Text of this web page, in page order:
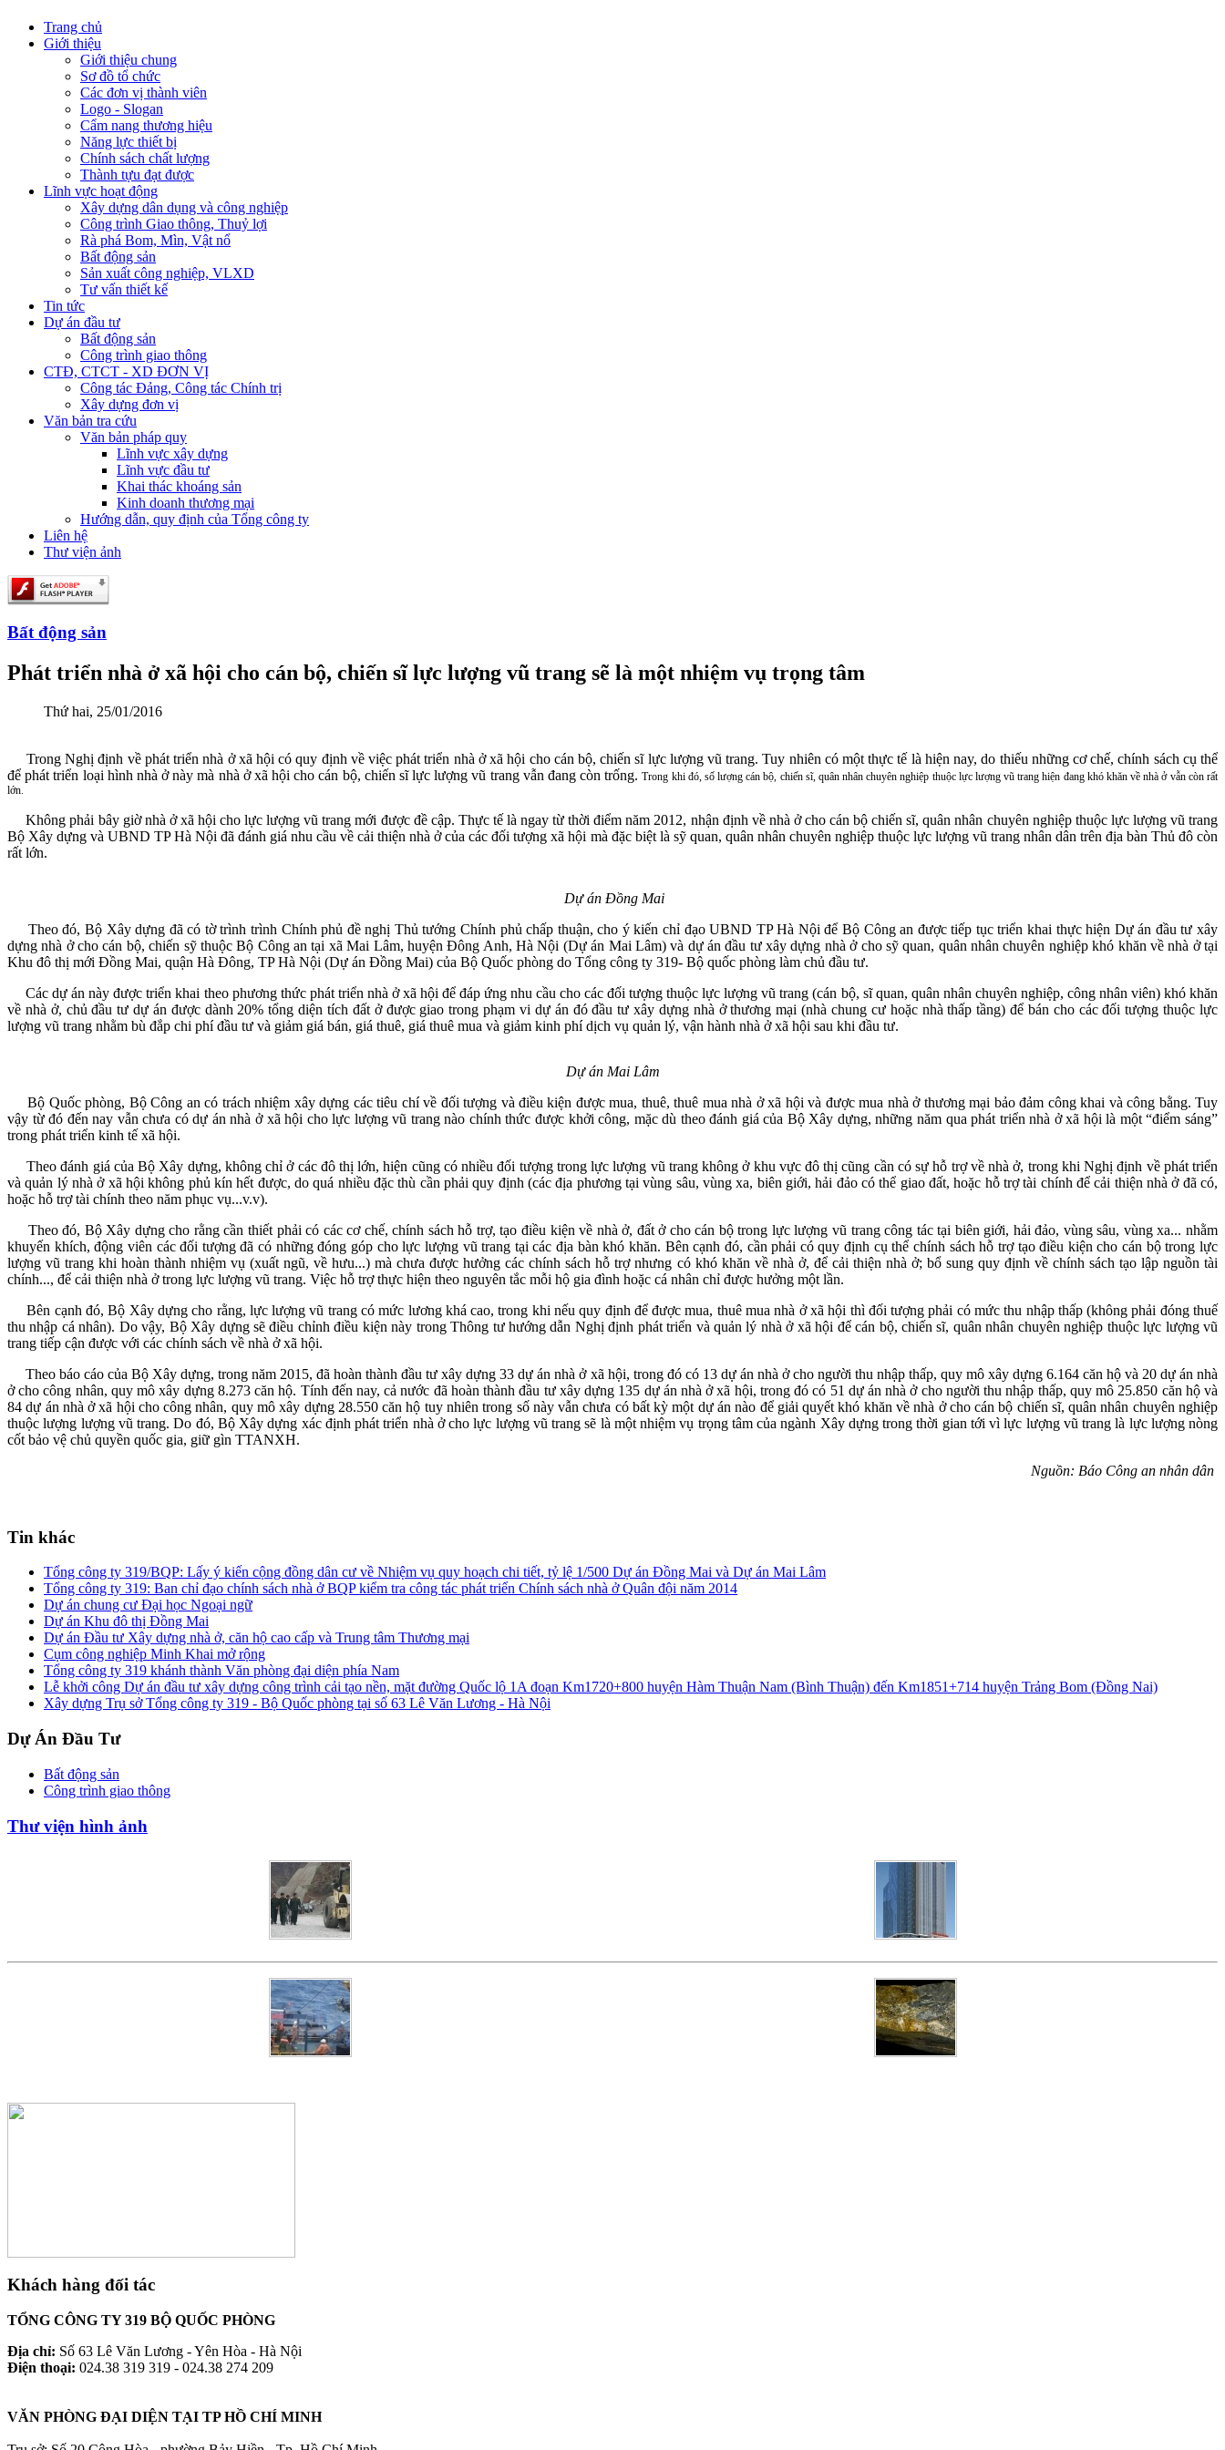
Trang chủ
Giới thiệu
Giới thiệu chung
Sơ đồ tổ chức
Các đơn vị thành viên
Logo - Slogan
Cẩm nang thương hiệu
Năng lực thiết bị
Chính sách chất lượng
Thành tựu đạt được
Lĩnh vực hoạt động
Xây dựng dân dụng và công nghiệp
Công trình Giao thông, Thuỷ lợi
Rà phá Bom, Mìn, Vật nổ
Bất động sản
Sản xuất công nghiệp, VLXD
Tư vấn thiết kế
Tin tức
Dự án đầu tư
Bất động sản
Công trình giao thông
CTĐ, CTCT - XD ĐƠN VỊ
Công tác Đảng, Công tác Chính trị
Xây dựng đơn vị
Văn bản tra cứu
Văn bản pháp quy
Lĩnh vực xây dựng
Lĩnh vực đầu tư
Khai thác khoáng sản
Kinh doanh thương mại
Hướng dẫn, quy định của Tổng công ty
Liên hệ
Thư viện ảnh
Bất động sản
Phát triển nhà ở xã hội cho cán bộ, chiến sĩ lực lượng vũ trang sẽ là một nhiệm vụ trọng tâm
Thứ hai, 25/01/2016
Trong Nghị định về phát triển nhà ở xã hội có quy định về việc phát triển nhà ở xã hội cho cán bộ, chiến sĩ lực lượng vũ trang. Tuy nhiên có một thực tế là hiện nay, do thiếu những cơ chế, chính sách cụ thể
để phát triển loại hình nhà ở này mà nhà ở xã hội cho cán bộ, chiến sĩ lực lượng vũ trang vẫn đang còn trống.Trong khi đó, số lượng cán bộ, chiến sĩ, quân nhân chuyên nghiệp thuộc lực lượng vũ trang hiện đang khó khăn về nhà ở vẫn còn rất
lớn.
Không phải bây giờ nhà ở xã hội cho lực lượng vũ trang mới được đề cập. Thực tế là ngay từ thời điểm năm 2012, nhận định về nhà ở cho cán bộ chiến sĩ, quân nhân chuyên nghiệp thuộc lực lượng vũ trang
Bộ Xây dựng và UBND TP Hà Nội đã đánh giá nhu cầu về cải thiện nhà ở của các đối tượng xã hội mà đặc biệt là sỹ quan, quân nhân chuyên nghiệp thuộc lực lượng vũ trang nhân dân trên địa bàn Thủ đô còn
rất lớn.
Dự án Đồng Mai
Theo đó, Bộ Xây dựng đã có tờ trình trình Chính phủ đề nghị Thủ tướng Chính phủ chấp thuận, cho ý kiến chỉ đạo UBND TP Hà Nội để Bộ Công an được tiếp tục triển khai thực hiện Dự án đầu tư xây
dựng nhà ở cho cán bộ, chiến sỹ thuộc Bộ Công an tại xã Mai Lâm, huyện Đông Anh, Hà Nội (Dự án Mai Lâm) và dự án đầu tư xây dựng nhà ở cho sỹ quan, quân nhân chuyên nghiệp khó khăn về nhà ở tại
Khu đô thị mới Đồng Mai, quận Hà Đông, TP Hà Nội (Dự án Đồng Mai) của Bộ Quốc phòng do Tổng công ty 319- Bộ quốc phòng làm chủ đầu tư.
Các dự án này được triển khai theo phương thức phát triển nhà ở xã hội để đáp ứng nhu cầu cho các đối tượng thuộc lực lượng vũ trang (cán bộ, sĩ quan, quân nhân chuyên nghiệp, công nhân viên) khó khăn
về nhà ở, chủ đầu tư dự án được dành 20% tổng diện tích đất ở được giao trong phạm vi dự án đó đầu tư xây dựng nhà ở thương mại (nhà chung cư hoặc nhà thấp tầng) để bán cho các đối tượng thuộc lực
lượng vũ trang nhằm bù đắp chi phí đầu tư và giảm giá bán, giá thuê, giá thuê mua và giảm kinh phí dịch vụ quản lý, vận hành nhà ở xã hội sau khi đầu tư.
Dự án Mai Lâm
Bộ Quốc phòng, Bộ Công an có trách nhiệm xây dựng các tiêu chí về đối tượng và điều kiện được mua, thuê, thuê mua nhà ở xã hội và được mua nhà ở thương mại bảo đảm công khai và công bằng. Tuy
vậy từ đó đến nay vẫn chưa có dự án nhà ở xã hội cho lực lượng vũ trang nào chính thức được khởi công, mặc dù theo đánh giá của Bộ Xây dựng, những năm qua phát triển nhà ở xã hội là một “điểm sáng”
trong phát triển kinh tế xã hội.
Theo đánh giá của Bộ Xây dựng, không chỉ ở các đô thị lớn, hiện cũng có nhiều đối tượng trong lực lượng vũ trang không ở khu vực đô thị cũng cần có sự hỗ trợ về nhà ở, trong khi Nghị định về phát triển
và quản lý nhà ở xã hội không phủ kín hết được, do quá nhiều đặc thù cần phải quy định (các địa phương tại vùng sâu, vùng xa, biên giới, hải đảo có thể giao đất, hoặc hỗ trợ tài chính để cải thiện nhà ở đã có,
hoặc hỗ trợ tài chính theo năm phục vụ...v.v).
Theo đó, Bộ Xây dựng cho rằng cần thiết phải có các cơ chế, chính sách hỗ trợ, tạo điều kiện về nhà ở, đất ở cho cán bộ trong lực lượng vũ trang công tác tại biên giới, hải đảo, vùng sâu, vùng xa... nhằm
khuyến khích, động viên các đối tượng đã có những đóng góp cho lực lượng vũ trang tại các địa bàn khó khăn. Bên cạnh đó, cần phải có quy định cụ thể chính sách hỗ trợ tạo điều kiện cho cán bộ trong lực
lượng vũ trang khi hoàn thành nhiệm vụ (xuất ngũ, về hưu...) mà chưa được hưởng các chính sách hỗ trợ nhưng có khó khăn về nhà ở, để cải thiện nhà ở; bổ sung quy định về chính sách tạo lập nguồn tài
chính..., để cải thiện nhà ở trong lực lượng vũ trang. Việc hỗ trợ thực hiện theo nguyên tắc mỗi hộ gia đình hoặc cá nhân chỉ được hưởng một lần.
Bên cạnh đó, Bộ Xây dựng cho rằng, lực lượng vũ trang có mức lương khá cao, trong khi nếu quy định để được mua, thuê mua nhà ở xã hội thì đối tượng phải có mức thu nhập thấp (không phải đóng thuế
thu nhập cá nhân). Do vậy, Bộ Xây dựng sẽ điều chỉnh điều kiện này trong Thông tư hướng dẫn Nghị định phát triển và quản lý nhà ở xã hội để cán bộ, chiến sĩ, quân nhân chuyên nghiệp thuộc lực lượng vũ
trang tiếp cận được với các chính sách về nhà ở xã hội.
Theo báo cáo của Bộ Xây dựng, trong năm 2015, đã hoàn thành đầu tư xây dựng 33 dự án nhà ở xã hội, trong đó có 13 dự án nhà ở cho người thu nhập thấp, quy mô xây dựng 6.164 căn hộ và 20 dự án nhà
ở cho công nhân, quy mô xây dựng 8.273 căn hộ. Tính đến nay, cả nước đã hoàn thành đầu tư xây dựng 135 dự án nhà ở xã hội, trong đó có 51 dự án nhà ở cho người thu nhập thấp, quy mô 25.850 căn hộ và
84 dự án nhà ở xã hội cho công nhân, quy mô xây dựng 28.550 căn hộ tuy nhiên trong số này vẫn chưa có bất kỳ một dự án nào để giải quyết khó khăn về nhà ở cho cán bộ chiến sĩ, quân nhân chuyên nghiệp
thuộc lượng lượng vũ trang. Do đó, Bộ Xây dựng xác định phát triển nhà ở cho lực lượng vũ trang sẽ là một nhiệm vụ trọng tâm của ngành Xây dựng trong thời gian tới vì lực lượng vũ trang là lực lượng nòng
cốt bảo vệ chủ quyền quốc gia, giữ gìn TTANXH.
Nguồn: Báo Công an nhân dân
Tin khác
Tổng công ty 319/BQP: Lấy ý kiến cộng đồng dân cư về Nhiệm vụ quy hoạch chi tiết, tỷ lệ 1/500 Dự án Đồng Mai và Dự án Mai Lâm
Tổng công ty 319: Ban chỉ đạo chính sách nhà ở BQP kiểm tra công tác phát triển Chính sách nhà ở Quân đội năm 2014
Dự án chung cư Đại học Ngoại ngữ
Dự án Khu đô thị Đồng Mai
Dự án Đầu tư Xây dựng nhà ở, căn hộ cao cấp và Trung tâm Thương mại
Cụm công nghiệp Minh Khai mở rộng
Tổng công ty 319 khánh thành Văn phòng đại diện phía Nam
Lễ khởi công Dự án đầu tư xây dựng công trình cải tạo nền, mặt đường Quốc lộ 1A đoạn Km1720+800 huyện Hàm Thuận Nam (Bình Thuận) đến Km1851+714 huyện Trảng Bom (Đồng Nai)
Xây dựng Trụ sở Tổng công ty 319 - Bộ Quốc phòng tại số 63 Lê Văn Lương - Hà Nội
Dự Án Đầu Tư
Bất động sản
Công trình giao thông
Thư viện hình ảnh
Khách hàng đối tác
TỔNG CÔNG TY 319 BỘ QUỐC PHÒNG
Địa chỉ: Số 63 Lê Văn Lương - Yên Hòa - Hà Nội
Điện thoại: 024.38 319 319 - 024.38 274 209
VĂN PHÒNG ĐẠI DIỆN TẠI TP HỒ CHÍ MINH